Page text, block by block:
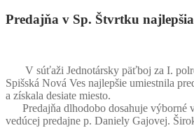
Predajňa v Sp. Štvrtku
V súťaži Jednotársky päťboj za I.
Spišská Nová Ves najlepšie umiestnila
a získala desiate miesto.
Predajňa dlhodobo dosahuje výborné
vedúcej predajne p. Daniely Gajovej.